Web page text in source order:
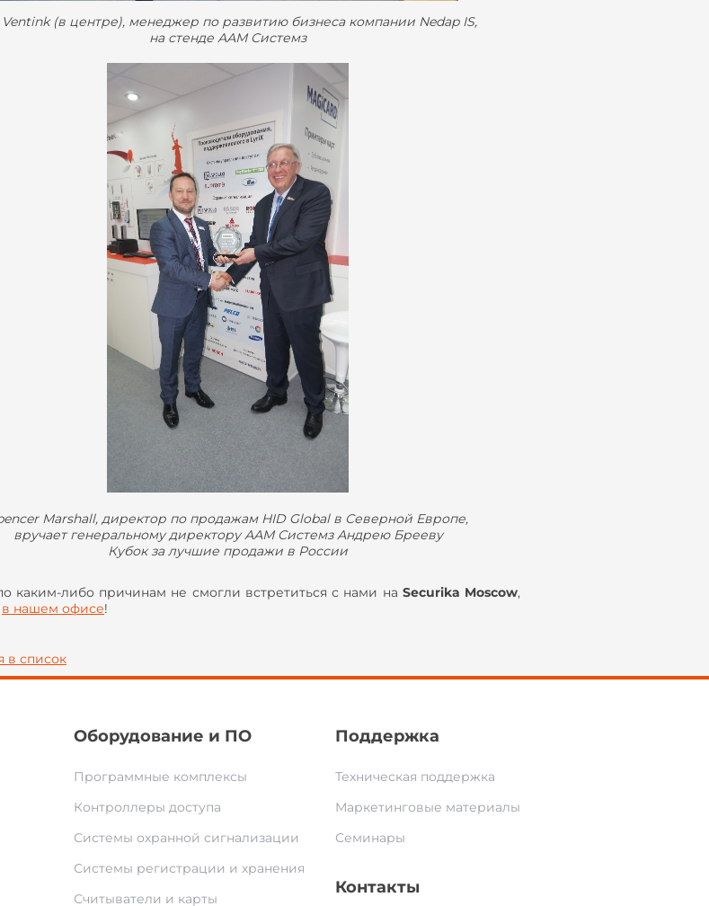
Ventink (в центре), менеджер по развитию бизнеса компании Nedap IS,
на стенде ААМ Системз
Marshall, директор по продажам HID Global в Северной Европе,
вручает генеральному директору ААМ Системз Андрею Брееву
Кубок за лучшие продажи в России
каким-либо причинам не смогли встретиться с нами на Securika Moscow,
в нашем офисе!
в список
Оборудование и ПО
Программные комплексы
Контроллеры доступа
Системы охранной сигнализации
Системы регистрации и хранения
Считыватели и карты
Поддержка
Техническая поддержка
Маркетинговые материалы
Семинары
Контакты